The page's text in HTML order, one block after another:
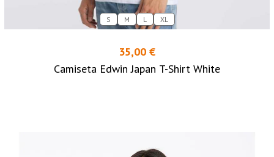
S M L XL
35,00 €
Camiseta Edwin Japan T-Shirt White